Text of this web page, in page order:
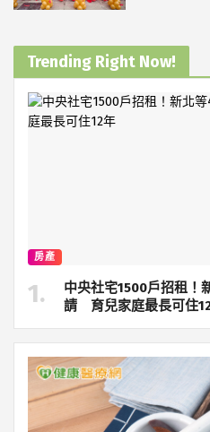
Trending Right Now!
房產
中央社宅1500戶招租！
請 育兒家庭最長可住